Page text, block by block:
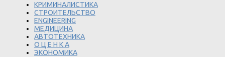
КРИМИНАЛИСТИКА
СТРОИТЕЛЬСТВО
ENGINEERING
МЕДИЦИНА
АВТОТЕХНИКА
О Ц Е Н К А
ЭКОНОМИКА